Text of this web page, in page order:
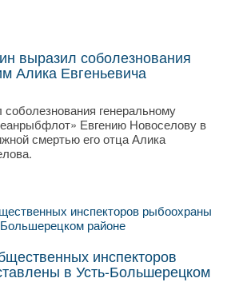
выразил соболезнования
Алика Евгеньевича
генеральному
Евгению Новоселову в
смертью его отца Алика
инспекторов
в Усть-Большерецком